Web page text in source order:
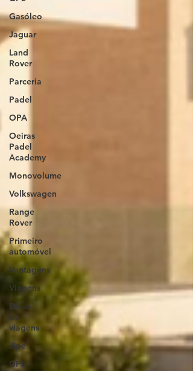
Gasóleo
Jaguar
Land
Rover
Parceria
Padel
OPA
Oeiras
Padel
Academy
Monovolume
Volkswagen
Range
Rover
Primeiro
automóvel
Vantagens
Viagens
Dicas
de
viagens
Jipe
GPL